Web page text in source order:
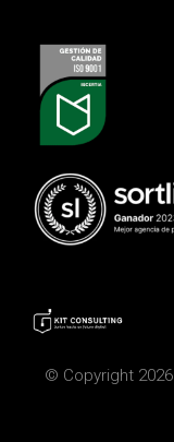
© Copyright